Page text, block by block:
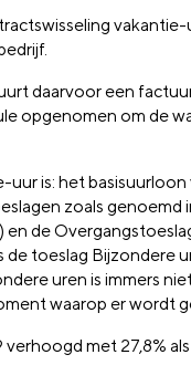
daarvoor een
opgenomen om de
uur is: het
zoals genoemd
) en de
de toeslag Bijzondere
uren is immers
waarop er wordt
met 27,8%